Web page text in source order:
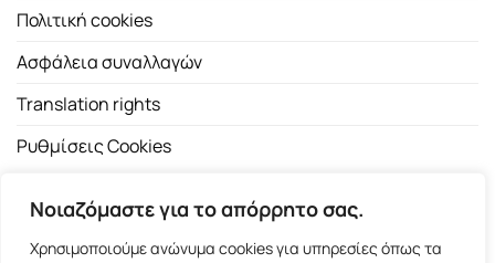
Νοιαζόμαστε για το απόρρητο σας.
Χρησιμοποιούμε ανώνυμα cookies για υπηρεσίες όπως τα
Πολιτική cookies
Ασφάλεια συναλλαγών
Translation rights
Ρυθμίσεις Cookies